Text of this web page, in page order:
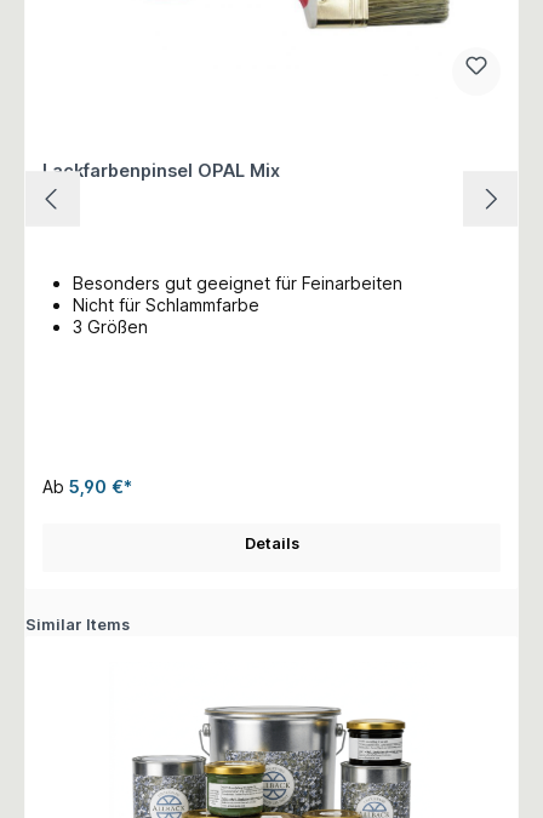
Lackfarbenpinsel OPAL Mix
Besonders gut geeignet für Feinarbeiten
Nicht für Schlammfarbe
3 Größen
Ab 5,90 €*
Details
Similar Items